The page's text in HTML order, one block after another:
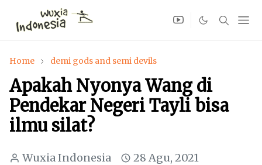
Home demi gods and semi devils
Apakah Nyonya Wang di
Pendekar Negeri Tayli bisa
ilmu silat?
Wuxia Indonesia 28 Agu, 2021